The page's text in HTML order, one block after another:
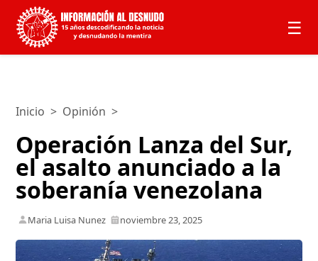
☰
Inicio > Opinión >
Operación Lanza del Sur,
el asalto anunciado a la
soberanía venezolana
Maria Luisa Nunez noviembre 23, 2025